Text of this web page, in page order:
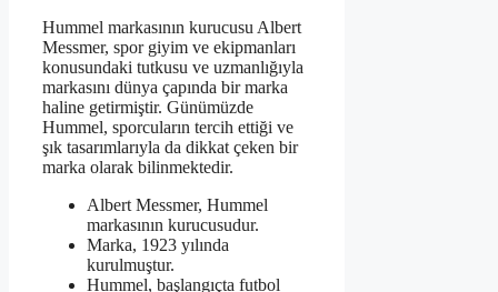
Hummel markasının kurucusu Albert
Messmer, spor giyim ve ekipmanları
konusundaki tutkusu ve uzmanlığıyla
markasını dünya çapında bir marka
haline getirmiştir. Günümüzde
Hummel, sporcuların tercih ettiği ve
şık tasarımlarıyla da dikkat çeken bir
marka olarak bilinmektedir.
Albert Messmer, Hummel
markasının kurucusudur.
Marka, 1923 yılında
kurulmuştur.
Hummel, başlangıçta futbol